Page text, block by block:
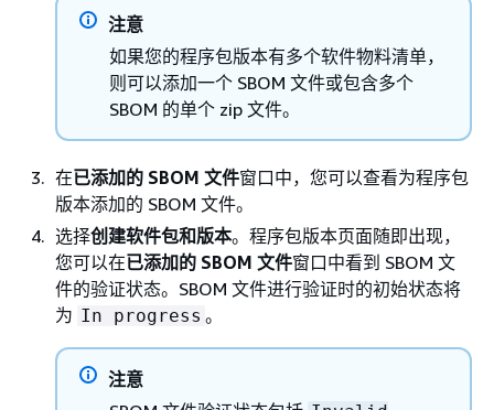
注意
如果您的程序包版本有多个软件物料清单，
则可以添加一个 SBOM 文件或包含多个
SBOM 的单个 zip 文件。
在已添加的 SBOM 文件窗口中，您可以查看为程序包
版本添加的 SBOM 文件。
选择创建软件包和版本。程序包版本页面随即出现，
您可以在已添加的 SBOM 文件窗口中看到 SBOM 文
件的验证状态。SBOM 文件进行验证时的初始状态将
为 In progress 。
注意